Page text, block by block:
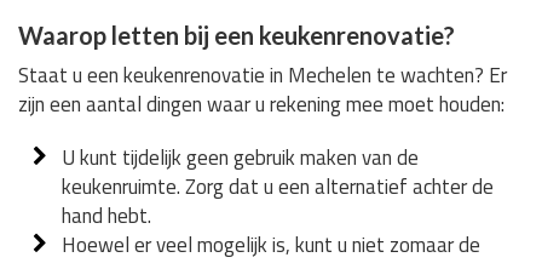
Waarop letten bij een keukenrenovatie?
Staat u een keukenrenovatie in Mechelen te wachten? Er
zijn een aantal dingen waar u rekening mee moet houden:
U kunt tijdelijk geen gebruik maken van de
keukenruimte. Zorg dat u een alternatief achter de
hand hebt.
Hoewel er veel mogelijk is, kunt u niet zomaar de